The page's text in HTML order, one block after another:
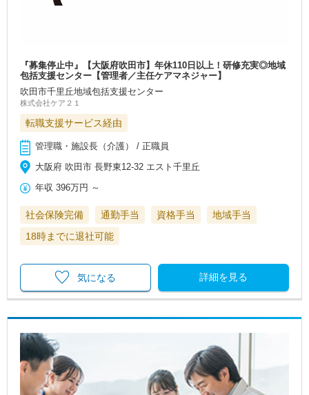
『募集停止中』【大阪府吹田市】年休110日以上！研修充実◎地域
包括支援センター【管理者／主任ケアマネジャー】
吹田市千里丘地域包括支援センター
株式会社ケア２１
転職支援サービス経由
管理職・施設長（介護） / 正職員
大阪府 吹田市 長野東12-32 エスト千里丘
年収 396万円 ～
社会保険完備 通勤手当 資格手当
地域手当
18時までに退社可能
詳細を見る
気になる